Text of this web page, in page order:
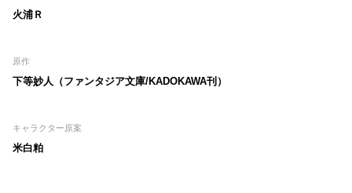
火浦Ｒ
原作
下等妙人（ファンタジア文庫/KADOKAWA刊）
キャラクター原案
米白粕